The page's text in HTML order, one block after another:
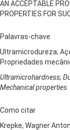
AN ACCEPTABLE
PROPERTIES FOR
Palavras-chave
Ultramicrodureza;
Propriedades
Ultramicrohardness;
Mechanical properties
Como citar
Krepke, Wagner